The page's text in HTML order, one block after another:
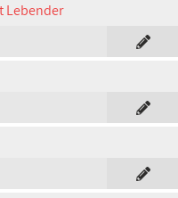
Lebender